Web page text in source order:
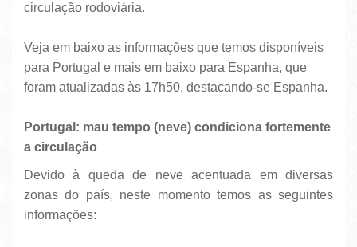
circulação rodoviária.
Veja em baixo as informações que temos disponíveis
para Portugal e mais em baixo para Espanha, que
foram atualizadas às 17h50, destacando-se Espanha.
Portugal: mau tempo (neve) condiciona fortemente
a circulação
Devido à queda de neve acentuada em diversas
zonas do país, neste momento temos as seguintes
informações: